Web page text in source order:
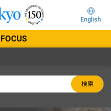
English
FOCUS
検索